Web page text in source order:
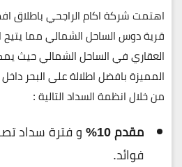
اهتمت شركة اكام الراجحي باطلاق
قرية دوس الساحل الشمالي مما
العقاري في الساحل الشمالي حيث
المميزة بافضل اطلالة على البحر
من خلال انظمة السداد التالية :
مقدم 10% و فترة سداد
فوائد.